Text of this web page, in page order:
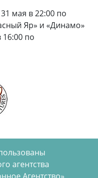
мая в 22:00 по
Яр» и «Динамо»
по
агентства